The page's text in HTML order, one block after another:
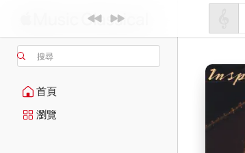
搜尋
首頁
瀏覽